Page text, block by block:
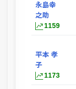
永島幸
之助
1159
平本 孝
子
1173